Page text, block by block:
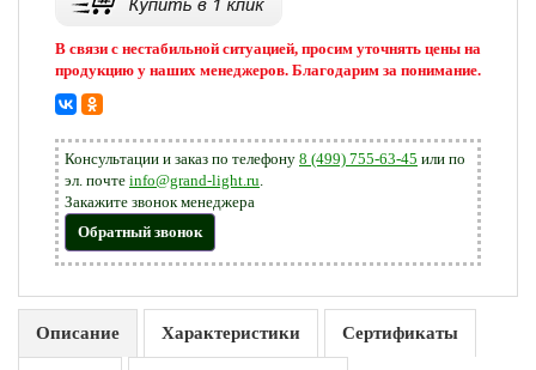
В связи с нестабильной ситуацией, просим уточнять цены на
продукцию у наших менеджеров. Благодарим за понимание.
Консультации и заказ по телефону 8 (499) 755-63-45 или по
эл. почте info@grand-light.ru.
Закажите звонок менеджера
Обратный звонок
Описание Характеристики Сертификаты